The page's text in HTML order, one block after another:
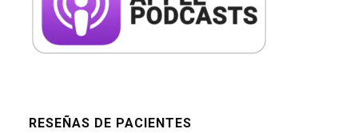
RESEÑAS DE PACIENTES